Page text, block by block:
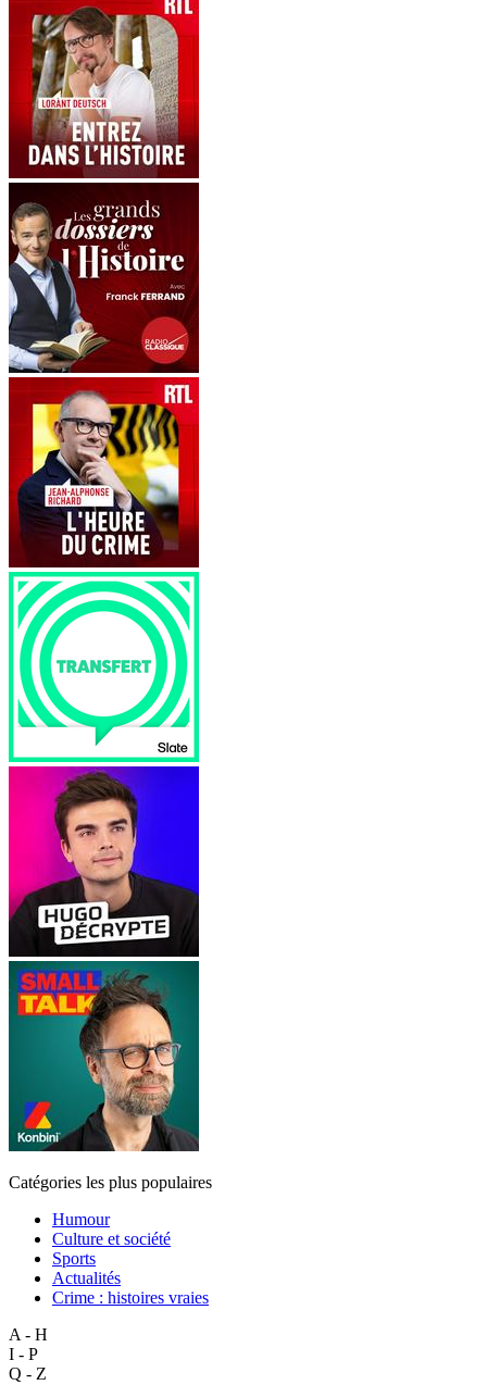
Catégories les plus populaires
Humour
Culture et société
Sports
Actualités
Crime : histoires vraies
A - H
I - P
Q - Z